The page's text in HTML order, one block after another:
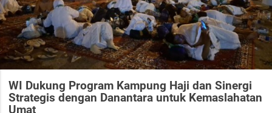
WI Dukung Program Kampung Haji dan Sinergi
Strategis dengan Danantara untuk Kemaslahatan
Umat